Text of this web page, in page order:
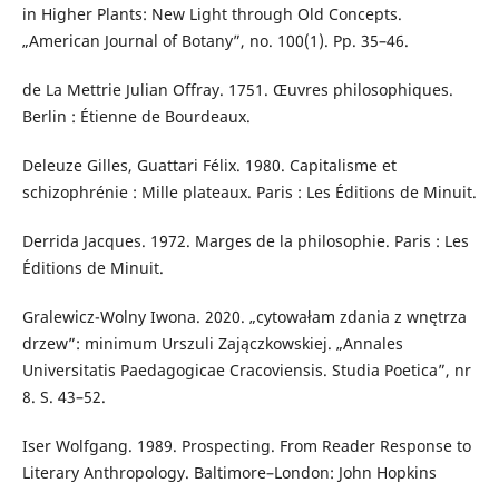
in Higher Plants: New Light through Old Concepts.
„American Journal of Botany”, no. 100(1). Pp. 35–46.
de La Mettrie Julian Offray. 1751. Œuvres philosophiques.
Berlin : Étienne de Bourdeaux.
Deleuze Gilles, Guattari Félix. 1980. Capitalisme et
schizophrénie : Mille plateaux. Paris : Les Éditions de Minuit.
Derrida Jacques. 1972. Marges de la philosophie. Paris : Les
Éditions de Minuit.
Gralewicz-Wolny Iwona. 2020. „cytowałam zdania z wnętrza
drzew”: minimum Urszuli Zajączkowskiej. „Annales
Universitatis Paedagogicae Cracoviensis. Studia Poetica”, nr
8. S. 43–52.
Iser Wolfgang. 1989. Prospecting. From Reader Response to
Literary Anthropology. Baltimore–London: John Hopkins